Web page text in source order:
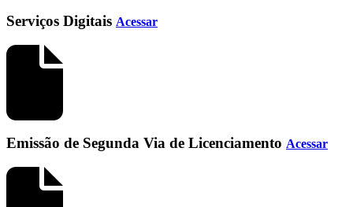
Serviços Digitais Acessar
Emissão de Segunda Via de Licenciamento Acessar